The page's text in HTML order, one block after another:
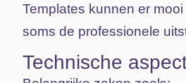
Templates kunnen er
soms de professionele
Technische